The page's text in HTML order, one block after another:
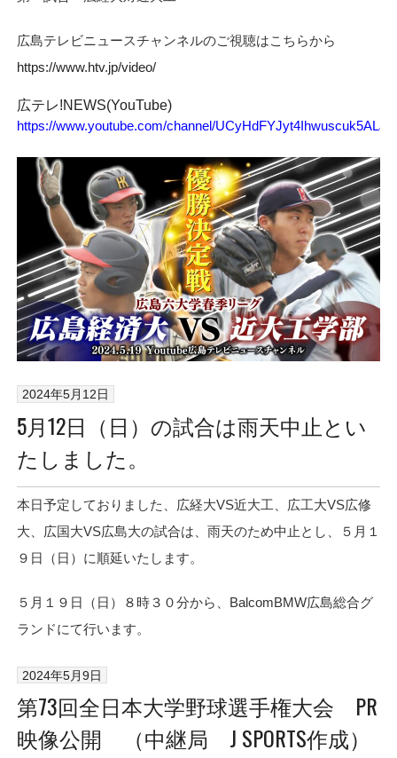
広島テレビニュースチャンネルのご視聴はこちらから
https://www.htv.jp/video/
広テレ!NEWS(YouTube)
https://www.youtube.com/channel/UCyHdFYJyt4Ihwuscuk5ALJA
2024年5月12日
5月12日（日）の試合は雨天中止とい
たしました。
本日予定しておりました、広経大VS近大工、広工大VS広修
大、広国大VS広島大の試合は、雨天のため中止とし、５月１
９日（日）に順延いたします。
５月１９日（日）８時３０分から、BalcomBMW広島総合グ
ランドにて行います。
2024年5月9日
第73回全日本大学野球選手権大会 PR
映像公開 （中継局 J SPORTS作成）